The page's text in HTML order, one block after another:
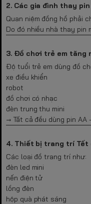
2. Các gia đình thay
Quan niệm đồng hồ phải
Do đó nhiều nhà thay pin
3. Đồ chơi trẻ em tăng
Độ tuổi trẻ em dùng đồ
xe điều khiển
robot
đồ chơi có nhạc
đèn trung thu mini
→ Tất cả đều dùng pin AA
4. Thiết bị trang trí Tết
Các loại đồ trang trí như:
đèn led mini
nến điện tử
lồng đèn
hộp quà phát sáng